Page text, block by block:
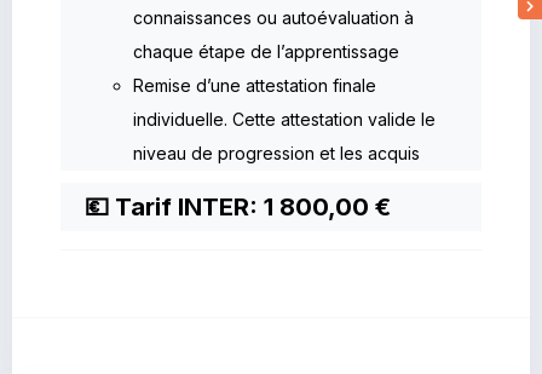
connaissances ou autoévaluation à
chaque étape de l’apprentissage
Remise d’une attestation finale
individuelle. Cette attestation valide le
niveau de progression et les acquis
💶 Tarif INTER: 1 800,00 €